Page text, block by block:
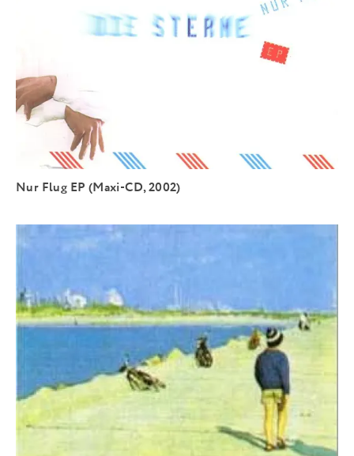
Nur Flug EP (Maxi-CD, 2002)